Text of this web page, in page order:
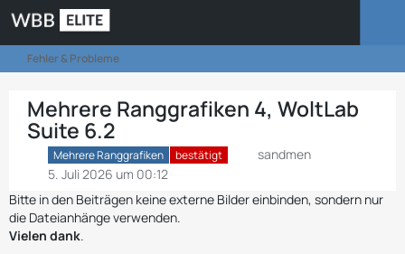
Fehler & Probleme
Mehrere Ranggrafiken 4, WoltLab
Suite 6.2
Mehrere Ranggrafiken bestätigt
sandmen
5. Juli 2026 um 00:12
Bitte in den Beiträgen keine externe Bilder einbinden, sondern nur
die Dateianhänge verwenden.
Vielen dank.